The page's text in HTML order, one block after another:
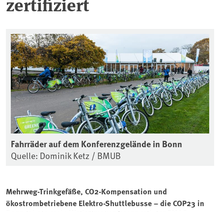
Fahrräder auf dem Konferenzgelände in Bonn
Quelle: Dominik Ketz / BMUB
Mehrweg-Trinkgefäße, CO2-Kompensation und
ökostrombetriebene Elektro-Shuttlebusse – die COP23 in